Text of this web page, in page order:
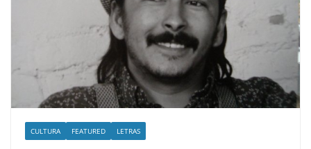
CULTURA FEATURED LETRAS